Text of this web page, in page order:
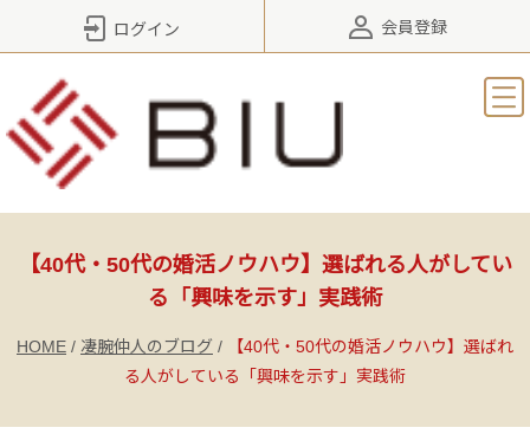
ログイン 会員登録
【40代・50代の婚活ノウハウ】選ばれる人がしてい
る「興味を示す」実践術
HOME / 凄腕仲人のブログ /
【40代・50代の婚活ノウハウ】選ばれ
る人がしている「興味を示す」実践術